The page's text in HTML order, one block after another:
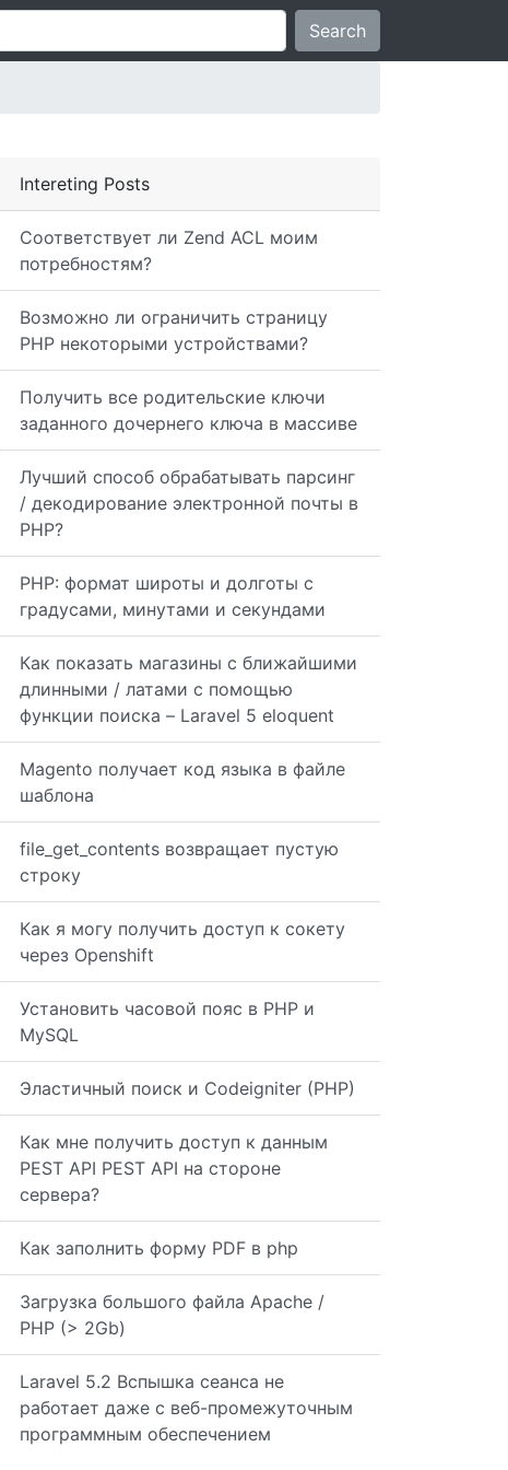
Search
Intereting Posts
Соответствует ли Zend ACL моим
потребностям?
Возможно ли ограничить страницу
PHP некоторыми устройствами?
Получить все родительские ключи
заданного дочернего ключа в массиве
Лучший способ обрабатывать парсинг
/ декодирование электронной почты в
PHP?
PHP: формат широты и долготы с
градусами, минутами и секундами
Как показать магазины с ближайшими
длинными / латами с помощью
функции поиска – Laravel 5 eloquent
Magento получает код языка в файле
шаблона
file_get_contents возвращает пустую
строку
Как я могу получить доступ к сокету
через Openshift
Установить часовой пояс в PHP и
MySQL
Эластичный поиск и Codeigniter (PHP)
Как мне получить доступ к данным
PEST API PEST API на стороне
сервера?
Как заполнить форму PDF в php
Загрузка большого файла Apache /
PHP (> 2Gb)
Laravel 5.2 Вспышка сеанса не
работает даже с веб-промежуточным
программным обеспечением
:befDate AND :aftDate AND `from` = :from AND `to` =
`TO` = 2380 AND `WEIGHT` >= 4"
`TO` = 2380 AND `WEIGHT` >= 4"
`from` = :from AND `to` = :to AND `weight` >=
`from` int(30) NOT NULL, `to` int(30) NOT NULL,
= :from AND to = :to AND weight >= :weight");